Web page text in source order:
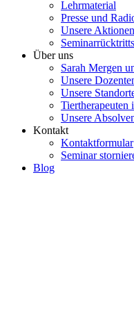
Lehrmaterial
Presse und
Unsere Aktionen
Über uns
Sarah Mergen
Unsere
Unsere
Tiertherapeuten
Unsere
Kontakt
Kontaktformular
Seminar
Blog